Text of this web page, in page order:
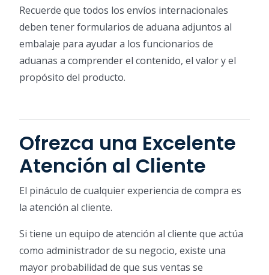
Recuerde que todos los envíos internacionales
deben tener formularios de aduana adjuntos al
embalaje para ayudar a los funcionarios de
aduanas a comprender el contenido, el valor y el
propósito del producto.
Ofrezca una Excelente
Atención al Cliente
El pináculo de cualquier experiencia de compra es
la atención al cliente.
Si tiene un equipo de atención al cliente que actúa
como administrador de su negocio, existe una
mayor probabilidad de que sus ventas se